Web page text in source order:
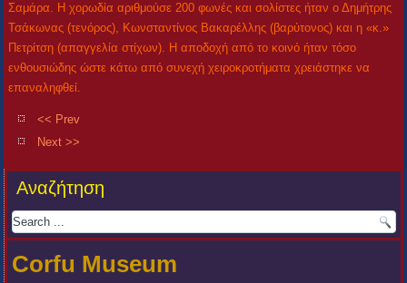
Σαμάρα. Η χορωδία αριθμούσε 200 φωνές και σολίστες ήταν ο Δημήτρης
Τσάκωνας (τενόρος), Κωνσταντίνος Βακαρέλλης (βαρύτονος) και η «κ.»
Πετρίτση (απαγγελία στίχων). Η αποδοχή από το κοινό ήταν τόσο
ενθουσιώδης ώστε κάτω από συνεχή χειροκροτήματα χρειάστηκε να
επαναληφθεί.
<< Prev
Next >>
Αναζήτηση
Corfu Museum